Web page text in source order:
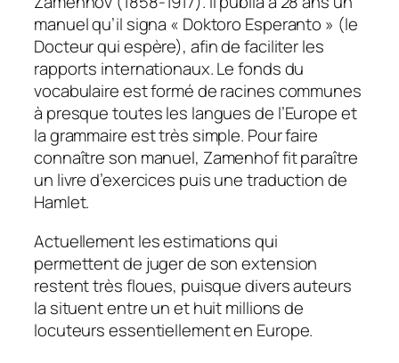
manuel qu’il signa « Doktoro Esperanto » (le
Docteur qui espère), afin de faciliter les
rapports internationaux. Le fonds du
vocabulaire est formé de racines communes
à presque toutes les langues de l’Europe et
la grammaire est très simple. Pour faire
connaître son manuel, Zamenhof fit paraître
un livre d’exercices puis une traduction de
Hamlet.
Actuellement les estimations qui
permettent de juger de son extension
restent très floues, puisque divers auteurs
la situent entre un et huit millions de
locuteurs essentiellement en Europe.